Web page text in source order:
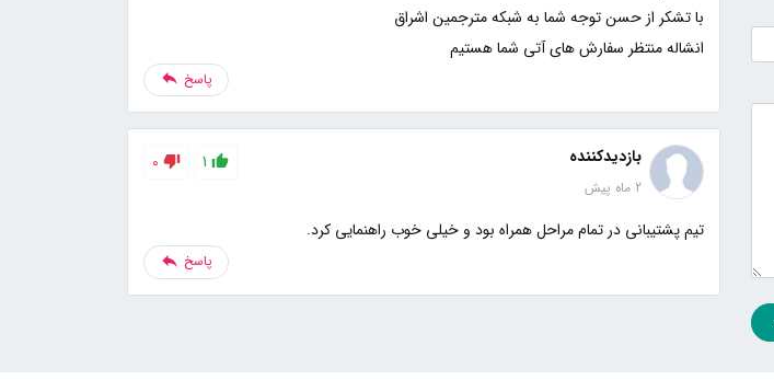
انشاله منتظر سفارش های آتی شما هستیم
پاسخ
بازدیدکننده
2 ماه پیش
1
0
تیم پشتیبانی در تمام مراحل همراه بود و خیلی خوب راهنمایی کرد.
پاسخ